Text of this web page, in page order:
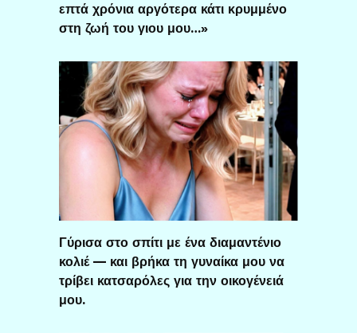
επτά χρόνια αργότερα κάτι κρυμμένο
στη ζωή του γιου μου…»
Γύρισα στο σπίτι με ένα διαμαντένιο
κολιέ — και βρήκα τη γυναίκα μου να
τρίβει κατσαρόλες για την οικογένειά
μου.